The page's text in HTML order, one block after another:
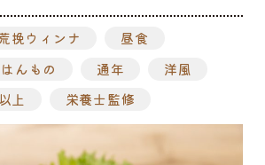
挽ウィンナ
昼食
んもの 通年
洋風
上
栄養士監修